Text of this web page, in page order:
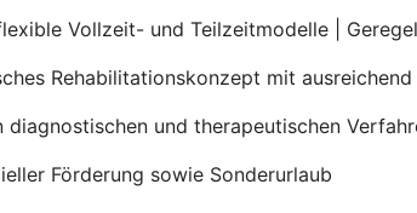
Vollzeit- und Teilzeitmodelle |
Rehabilitationskonzept mit
und therapeutischen
Förderung sowie Sonderurlaub